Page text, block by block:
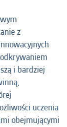
z
i bardziej
uczenia
obejmującymi